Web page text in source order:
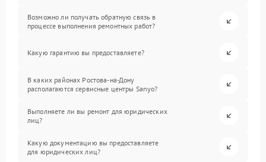
Возможно ли получать обратную связь в
процессе выполнения ремонтных работ?
Какую гарантию вы предоставляете?
В каких районах Ростова-на-Дону
располагаются сервисные центры Sanyo?
Выполняете ли вы ремонт для юридических
лиц?
Какую документацию вы предоставляете
для юридических лиц?